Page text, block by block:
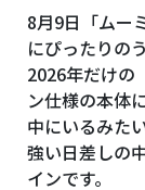
8月9日「ムー
にぴったりの
2026年だけの
ン仕様の本体
中にいるみた
強い日差しの
インです。